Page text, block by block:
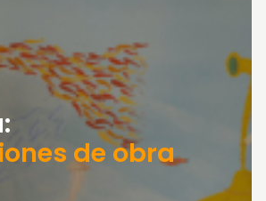
de obra